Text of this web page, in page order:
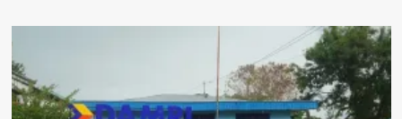
Pemba
Dirjen
Bina